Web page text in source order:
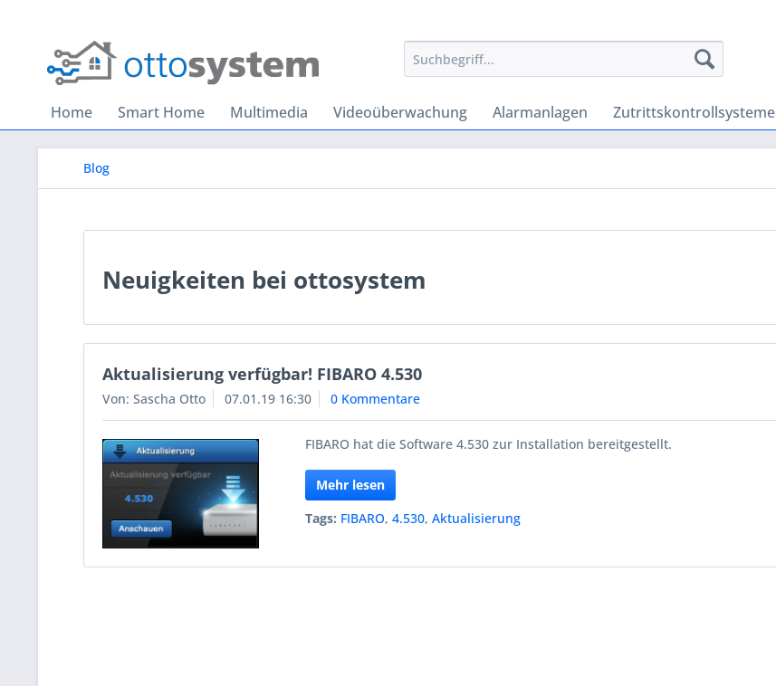
Home Smart Home Multimedia Videoüberwachung Alarmanlagen Zutrittskontrollsysteme
Blog
Neuigkeiten bei ottosystem
Aktualisierung verfügbar! FIBARO 4.530
Von: Sascha Otto 07.01.19 16:30 0 Kommentare
FIBARO hat die Software 4.530 zur Installation bereitgestellt.
Mehr lesen
Tags: FIBARO,4.530,Aktualisierung